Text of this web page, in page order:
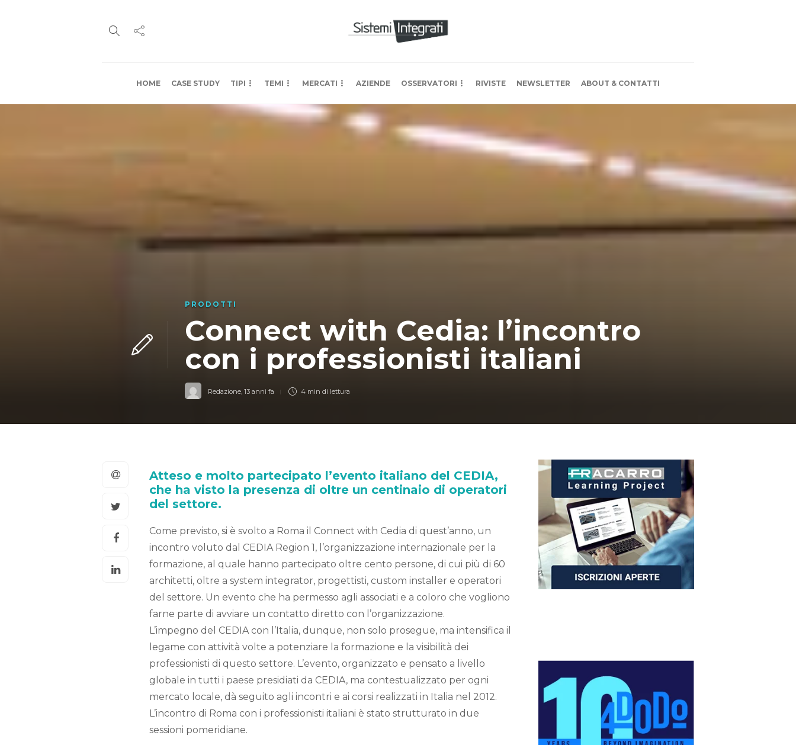
HOME CASE STUDY TIPI TEMI MERCATI AZIENDE OSSERVATORI RIVISTE NEWSLETTER ABOUT & CONTATTI
PRODOTTI
Connect with Cedia: l’incontro
con i professionisti italiani
Redazione, 13 anni fa 4 min di lettura
Atteso e molto partecipato l’evento italiano del CEDIA,
che ha visto la presenza di oltre un centinaio di operatori
del settore.
Come previsto, si è svolto a Roma il Connect with Cedia di quest’anno, un
incontro voluto dal CEDIA Region 1, l’organizzazione internazionale per la
formazione, al quale hanno partecipato oltre cento persone, di cui più di 60
architetti, oltre a system integrator, progettisti, custom installer e operatori
del settore. Un evento che ha permesso agli associati e a coloro che vogliono
farne parte di avviare un contatto diretto con l’organizzazione.
L’impegno del CEDIA con l’Italia, dunque, non solo prosegue, ma intensifica il
legame con attività volte a potenziare la formazione e la visibilità dei
professionisti di questo settore. L’evento, organizzato e pensato a livello
globale in tutti i paese presidiati da CEDIA, ma contestualizzato per ogni
mercato locale, dà seguito agli incontri e ai corsi realizzati in Italia nel 2012.
L’incontro di Roma con i professionisti italiani è stato strutturato in due
sessioni pomeridiane.